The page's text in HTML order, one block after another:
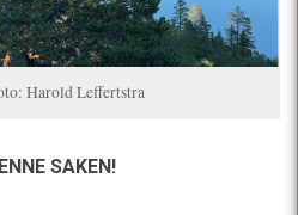
Harold Leffertstra
SAKEN!